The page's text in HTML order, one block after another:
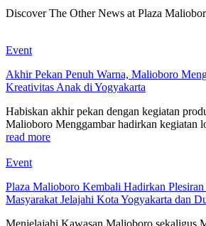
Discover The Other News at Plaza
Event
Akhir Pekan Penuh Warna, Malioboro
Kreativitas Anak di Yogyakarta
Habiskan akhir pekan dengan kegiatan
Malioboro Menggambar hadirkan kegiatan
read more
Event
Plaza Malioboro Kembali Hadirkan Plesiran
Masyarakat Jelajahi Kota Yogyakarta dan
Menjelajahi Kawasan Malioboro sekaligus